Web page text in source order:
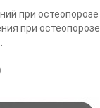
при остеопорозе
при остеопорозе